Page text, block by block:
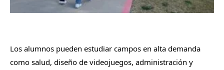
Los alumnos pueden estudiar campos en alta demanda
como salud, diseño de videojuegos, administración y